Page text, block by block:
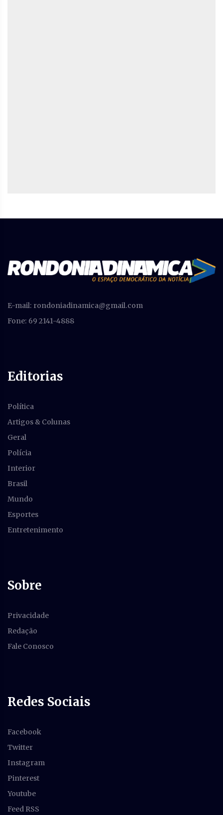
E-mail: rondoniadinamica@gmail.com
Fone: 69 2141-4888
Editorias
Política
Artigos & Colunas
Geral
Polícia
Interior
Brasil
Mundo
Esportes
Entretenimento
Sobre
Privacidade
Redação
Fale Conosco
Redes Sociais
Facebook
Twitter
Instagram
Pinterest
Youtube
Feed RSS